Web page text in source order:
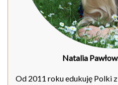
Natalia
Od 2011 roku edukuję Polki